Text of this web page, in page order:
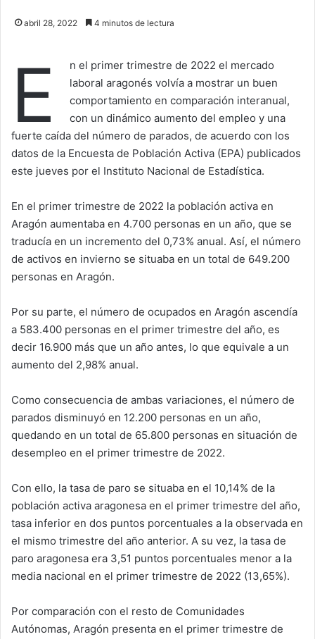
abril 28, 2022 4 minutos de lectura
E
n el primer trimestre de 2022 el mercado
laboral aragonés volvía a mostrar un buen
comportamiento en comparación interanual,
con un dinámico aumento del empleo y una
fuerte caída del número de parados, de acuerdo con los
datos de la Encuesta de Población Activa (EPA) publicados
este jueves por el Instituto Nacional de Estadística.
En el primer trimestre de 2022 la población activa en
Aragón aumentaba en 4.700 personas en un año, que se
traducía en un incremento del 0,73% anual. Así, el número
de activos en invierno se situaba en un total de 649.200
personas en Aragón.
Por su parte, el número de ocupados en Aragón ascendía
a 583.400 personas en el primer trimestre del año, es
decir 16.900 más que un año antes, lo que equivale a un
aumento del 2,98% anual.
Como consecuencia de ambas variaciones, el número de
parados disminuyó en 12.200 personas en un año,
quedando en un total de 65.800 personas en situación de
desempleo en el primer trimestre de 2022.
Con ello, la tasa de paro se situaba en el 10,14% de la
población activa aragonesa en el primer trimestre del año,
tasa inferior en dos puntos porcentuales a la observada en
el mismo trimestre del año anterior. A su vez, la tasa de
paro aragonesa era 3,51 puntos porcentuales menor a la
media nacional en el primer trimestre de 2022 (13,65%).
Por comparación con el resto de Comunidades
Autónomas, Aragón presenta en el primer trimestre de